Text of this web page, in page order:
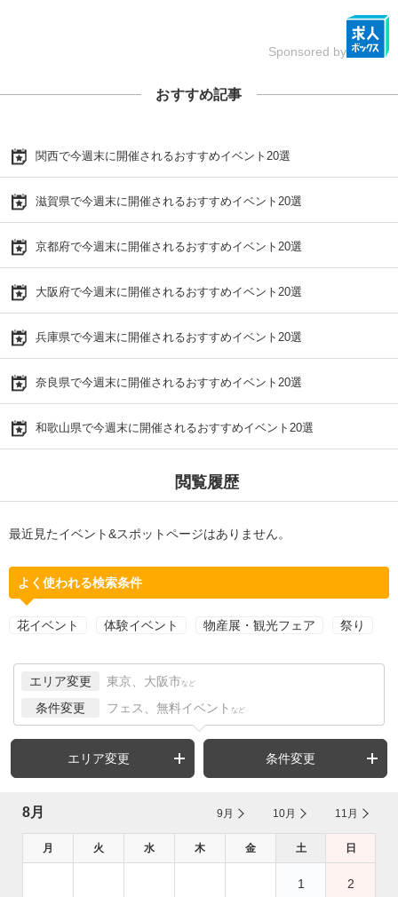
Sponsored by
おすすめ記事
関西で今週末に開催されるおすすめイベント20選
滋賀県で今週末に開催されるおすすめイベント20選
京都府で今週末に開催されるおすすめイベント20選
大阪府で今週末に開催されるおすすめイベント20選
兵庫県で今週末に開催されるおすすめイベント20選
奈良県で今週末に開催されるおすすめイベント20選
和歌山県で今週末に開催されるおすすめイベント20選
閲覧履歴
最近見たイベント&スポットページはありません。
よく使われる検索条件
花イベント 体験イベント 物産展・観光フェア 祭り
エリア変更 東京、大阪市 など
条件変更 フェス、無料イベント など
エリア変更 条件変更
8月 9月 10月 11月
月 火 水 木 金 土 日
1 2